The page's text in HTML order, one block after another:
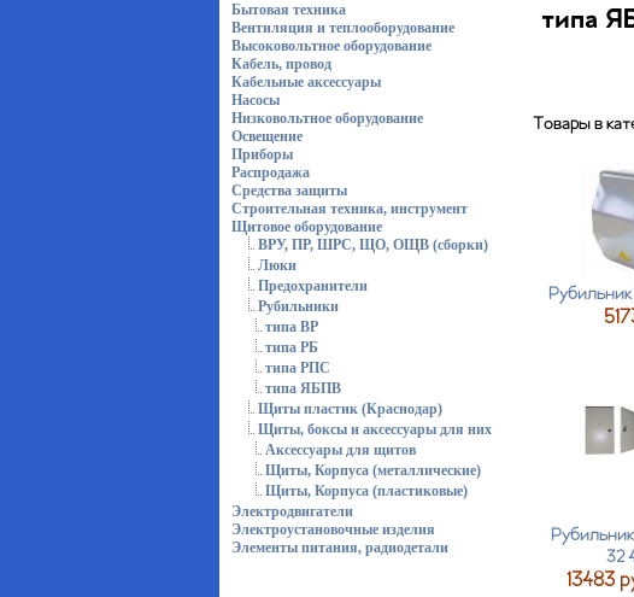
Бытовая техника
Вентиляция и теплооборудование
Высоковольтное оборудование
Кабель, провод
Кабельные аксессуары
Насосы
Низковольтное оборудование
Освещение
Приборы
Распродажа
Средства защиты
Строительная техника, инструмент
Щитовое оборудование
ВРУ, ПР, ШРС, ЩО, ОЩВ (сборки)
Люки
Предохранители
Рубильники
типа ВР
типа РБ
типа РПС
типа ЯБПВ
Щиты пластик (Краснодар)
Щиты, боксы и аксессуары для них
Аксессуары для щитов
Щиты, Корпуса (металлические)
Щиты, Корпуса (пластиковые)
Электродвигатели
Электроустановочные изделия
Элементы питания, радиодетали
типа
Товары в
32
13483